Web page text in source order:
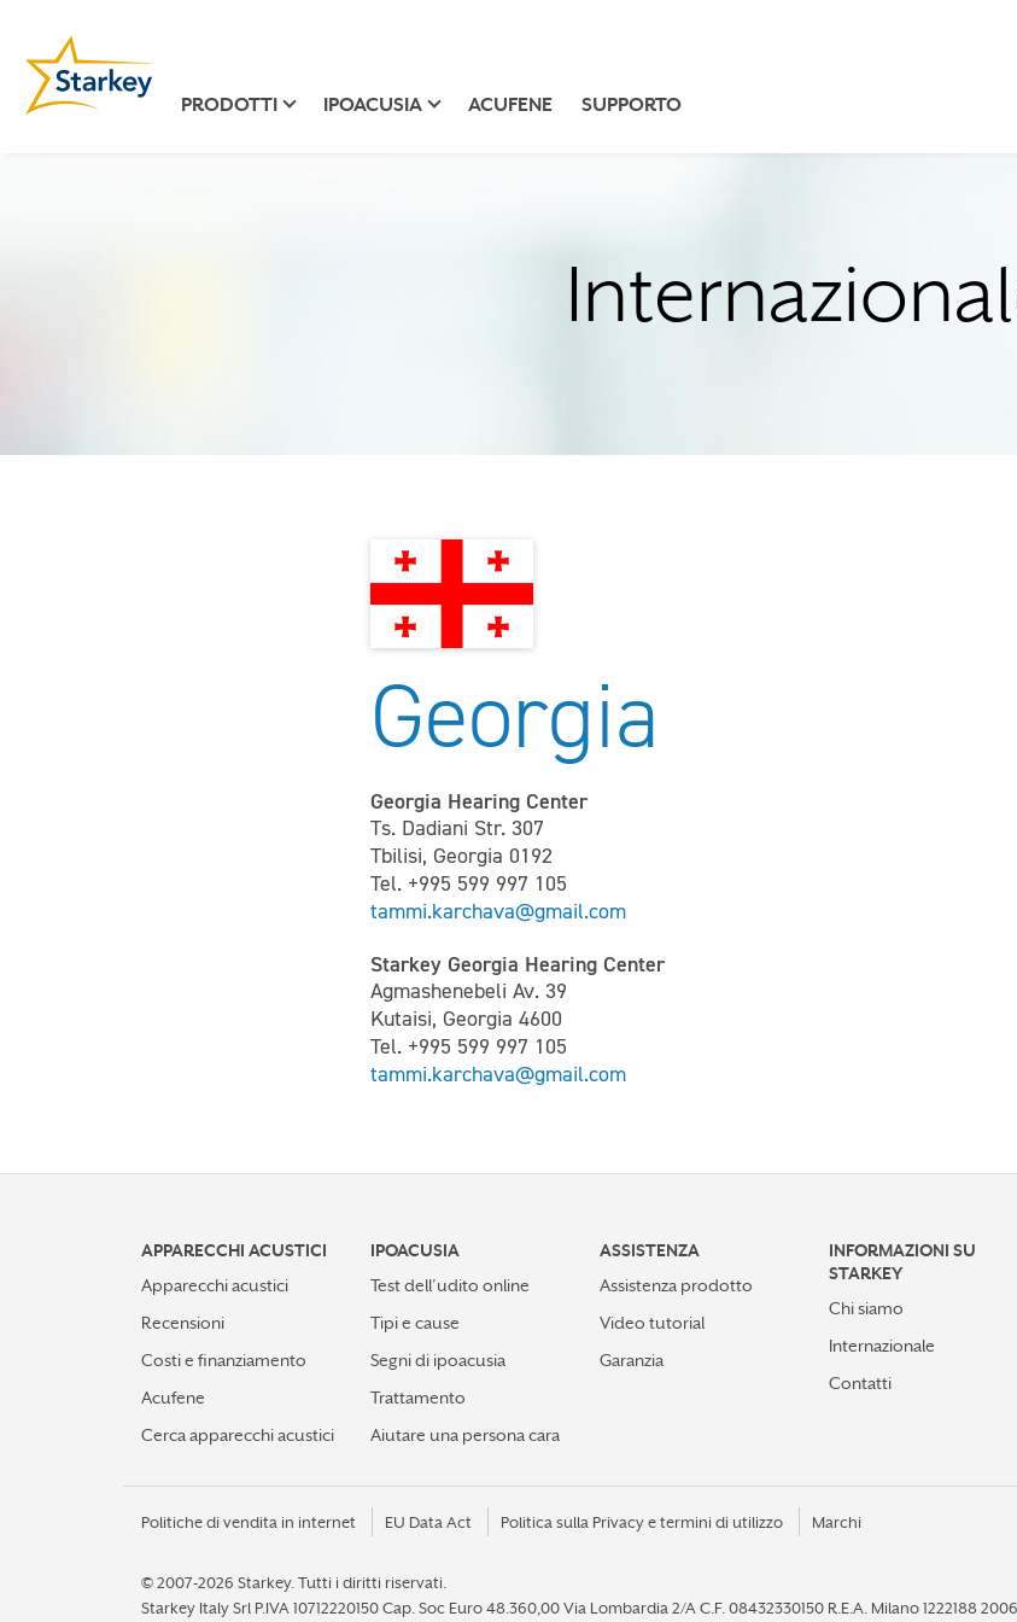
PRODOTTI IPOACUSIA ACUFENE SUPPORTO
Georgia
Georgia Hearing Center
Ts. Dadiani Str. 307
Tbilisi, Georgia 0192
Tel. +995 599 997 105
tammi.karchava@gmail.com
Starkey Georgia Hearing Center
Agmashenebeli Av. 39
Kutaisi, Georgia 4600
Tel. +995 599 997 105
tammi.karchava@gmail.com
APPARECCHI ACUSTICI
Apparecchi acustici
Recensioni
Costi e finanziamento
Acufene
Cerca apparecchi acustici
IPOACUSIA
Test dell’udito online
Tipi e cause
Segni di ipoacusia
Trattamento
Aiutare una persona cara
ASSISTENZA
Assistenza prodotto
Video tutorial
Garanzia
INFORMAZIONI SU
STARKEY
Chi siamo
Internazionale
Contatti
Politiche di vendita in internet EU Data Act Politica sulla Privacy e termini di utilizzo Marchi
© 2007-2026 Starkey. Tutti i diritti riservati.
Starkey Italy Srl P.IVA 10712220150 Cap. Soc Euro 48.360,00 Via Lombardia 2/A C.F. 08432330150 R.E.A. Milano 1222188